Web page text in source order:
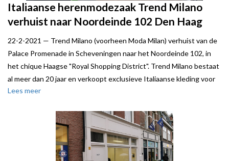
Italiaanse herenmodezaak Trend Milano
verhuist naar Noordeinde 102 Den Haag
22-2-2021 — Trend Milano (voorheen Moda Milan) verhuist van de
Palace Promenade in Scheveningen naar het Noordeinde 102, in
het chique Haagse "Royal Shopping District". Trend Milano bestaat
al meer dan 20 jaar en verkoopt exclusieve Italiaanse kleding voor
mannen.
Verhuurder Urban Interest werd bijgestaan door Local Joe.
Lees meer